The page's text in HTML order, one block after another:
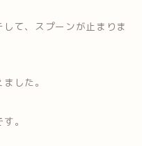
て、スプーンが止まりま
した。
。